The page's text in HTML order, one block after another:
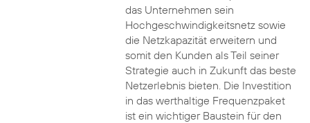
das Unternehmen sein
Hochgeschwindigkeitsnetz sowie
die Netzkapazität erweitern und
somit den Kunden als Teil seiner
Strategie auch in Zukunft das beste
Netzerlebnis bieten. Die Investition
in das werthaltige Frequenzpaket
ist ein wichtiger Baustein für den